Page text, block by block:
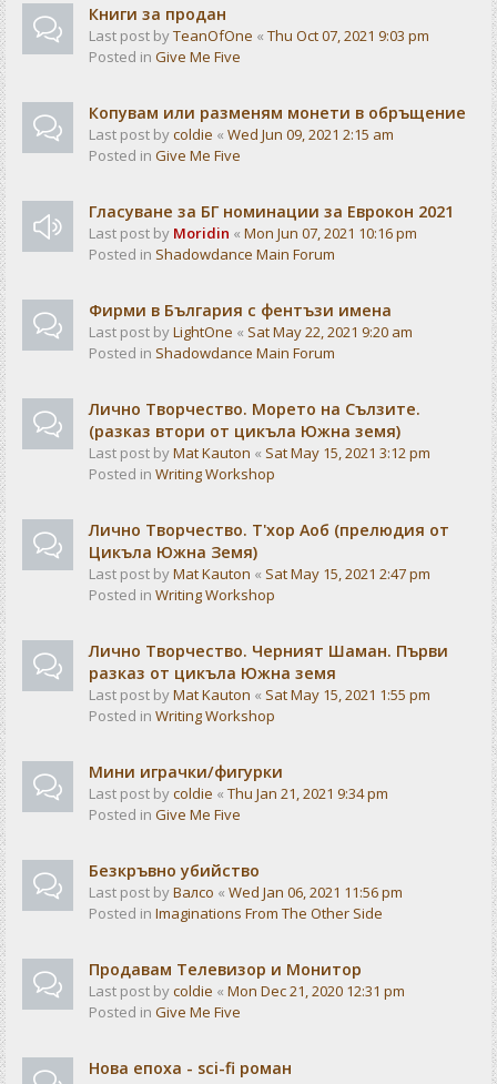
Книги за продан
Last post byTeanOfOne « Thu Oct 07, 2021 9:03 pm
Posted in Give Me Five
Копувам или разменям монети в обръщение
Last post bycoldie « Wed Jun 09, 2021 2:15 am
Posted in Give Me Five
Гласуване за БГ номинации за Еврокон 2021
Last post by Moridin « Mon Jun 07, 2021 10:16 pm
Posted in Shadowdance Main Forum
Фирми в България с фентъзи имена
Last post byLightOne « Sat May 22, 2021 9:20 am
Posted in Shadowdance Main Forum
Лично Творчество. Морето на Сълзите.
(разказ втори от цикъла Южна земя)
Last post byMat Kauton « Sat May 15, 2021 3:12 pm
Posted in Writing Workshop
Лично Творчество. Т'хор Аоб (прелюдия от
Цикъла Южна Земя)
Last post byMat Kauton « Sat May 15, 2021 2:47 pm
Posted in Writing Workshop
Лично Творчество. Черният Шаман. Първи
разказ от цикъла Южна земя
Last post byMat Kauton « Sat May 15, 2021 1:55 pm
Posted in Writing Workshop
Мини играчки/фигурки
Last post bycoldie « Thu Jan 21, 2021 9:34 pm
Posted in Give Me Five
Безкръвно убийство
Last post byВалсо « Wed Jan 06, 2021 11:56 pm
Posted in Imaginations From The Other Side
Продавам Телевизор и Монитор
Last post bycoldie « Mon Dec 21, 2020 12:31 pm
Posted in Give Me Five
Нова епоха - sci-fi роман